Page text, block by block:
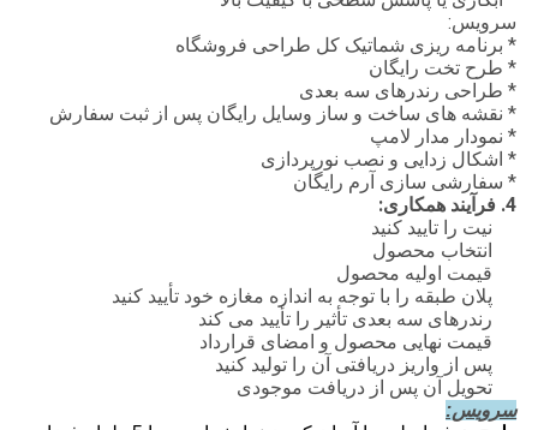
سرویس:
* برنامه ریزی شماتیک کل طراحی فروشگاه
* طرح تخت رایگان
* طراحی رندرهای سه بعدی
* نقشه های ساخت و ساز وسایل رایگان پس از ثبت سفارش
* نمودار مدار لامپ
* اشکال زدایی و نصب نورپردازی
* سفارشی سازی آرم رایگان
4. فرآیند همکاری:
نیت را تایید کنید
انتخاب محصول
قیمت اولیه محصول
پلان طبقه را با توجه به اندازه مغازه خود تأیید کنید
رندرهای سه بعدی تأثیر را تأیید می کند
قیمت نهایی محصول و امضای قرارداد
پس از واریز دریافتی آن را تولید کنید
تحویل آن پس از دریافت موجودی
سرویس: